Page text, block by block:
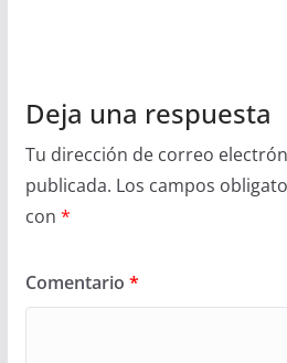
Deja una respuesta
Tu dirección de correo
publicada. Los campos
con *
Comentario *